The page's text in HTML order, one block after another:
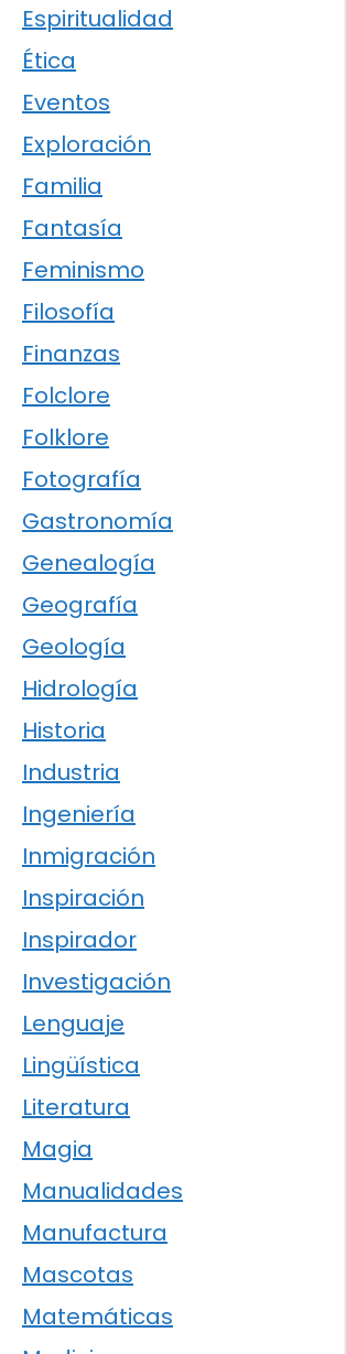
Espiritualidad
Ética
Eventos
Exploración
Familia
Fantasía
Feminismo
Filosofía
Finanzas
Folclore
Folklore
Fotografía
Gastronomía
Genealogía
Geografía
Geología
Hidrología
Historia
Industria
Ingeniería
Inmigración
Inspiración
Inspirador
Investigación
Lenguaje
Lingüística
Literatura
Magia
Manualidades
Manufactura
Mascotas
Matemáticas